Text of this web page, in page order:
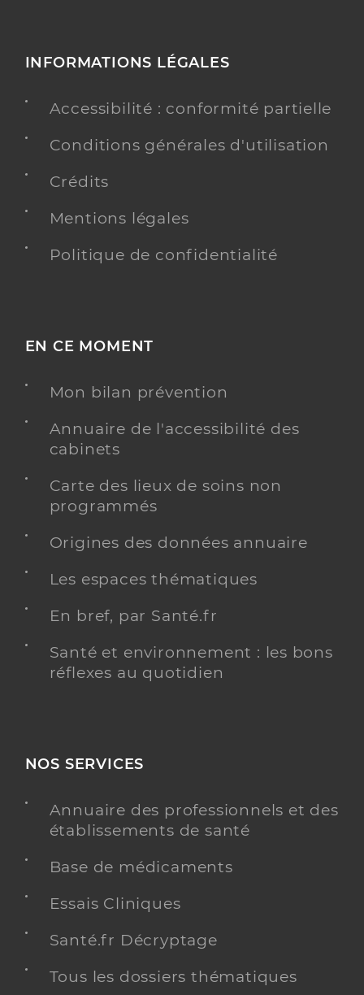
INFORMATIONS LÉGALES
Accessibilité : conformité partielle
Conditions générales d'utilisation
Crédits
Mentions légales
Politique de confidentialité
EN CE MOMENT
Mon bilan prévention
Annuaire de l'accessibilité des
cabinets
Carte des lieux de soins non
programmés
Origines des données annuaire
Les espaces thématiques
En bref, par Santé.fr
Santé et environnement : les bons
réflexes au quotidien
NOS SERVICES
Annuaire des professionnels et des
établissements de santé
Base de médicaments
Essais Cliniques
Santé.fr Décryptage
Tous les dossiers thématiques